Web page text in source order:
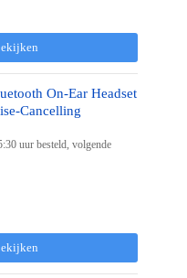
On-Ear Headset
Cancelling
uur besteld, volgende